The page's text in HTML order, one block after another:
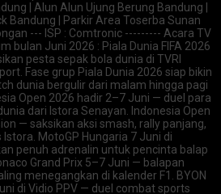
| Alun Alun Ujung Berung Bandung |
Bandung | Parkir Area Toserba Sunan
--- ISP : Comtronic --------- Acara TV
bulan Juni 2026 : Piala Dunia FIFA 2026
pesta sepak bola dunia di TVRI
Fase grup Piala Dunia 2026 siap bikin
dunia bergulir dari malam hingga pagi
Open 2026 hadir 2–7 Juni — duel para
dari Istora Senayan. Indonesia Open
— saksikan aksi smash, rally panjang,
MotoGP Hungaria 7 Juni di
penuh adrenalin untuk pencinta balap
Grand Prix 5–7 Juni — balapan
menegangkan di kalender F1. BYON
di Vidio PPV — duel combat sports